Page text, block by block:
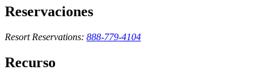
Reservaciones
Resort Reservations: 888-779-4104
Recurso